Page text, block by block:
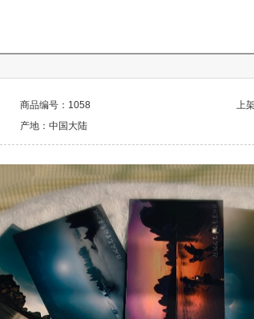
商品编号：1058
上
产地：中国大陆